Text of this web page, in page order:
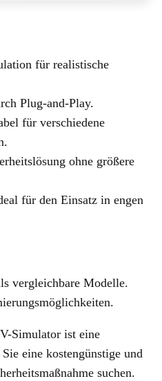
für realistische
Plug-and-Play.
für verschiedene
ohne größere
für den Einsatz in engen
vergleichbare Modelle.
Simulator ist eine
eine kostengünstige und
suchen.